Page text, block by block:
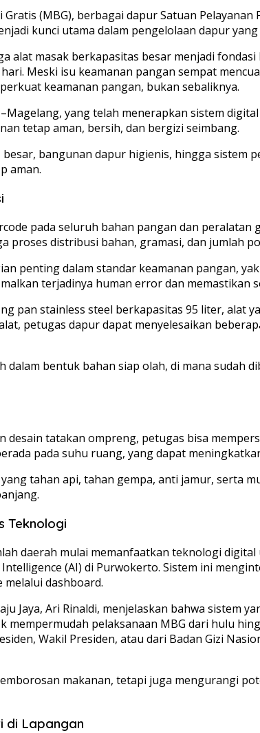
(MBG), berbagai dapur Satuan
kunci utama dalam pengelolaan dapur
alat masak berkapasitas besar menjadi
Meski isu keamanan pangan sempat
keamanan pangan, bukan sebaliknya.
yang telah menerapkan sistem
tetap aman, bersih, dan bergizi seimbang.
bangunan dapur higienis, hingga
aman.
pada seluruh bahan pangan dan
proses distribusi bahan, gramasi, dan jumlah
penting dalam standar keamanan pangan,
terjadinya human error dan memastikan
pan stainless steel berkapasitas 95 liter, alat
petugas dapur dapat menyelesaikan
bentuk bahan siap olah, di mana sudah
desain tatakan ompreng, petugas bisa
pada suhu ruang, yang dapat
tahan api, tahan gempa, anti jamur, serta
Teknologi
daerah mulai memanfaatkan teknologi
(AI) di Purwokerto. Sistem ini
dashboard.
Jaya, Ari Rinaldi, menjelaskan bahwa sistem
pelaksanaan MBG dari hulu
Wakil Presiden, atau dari Badan Gizi
makanan, tetapi juga mengurangi
di Lapangan